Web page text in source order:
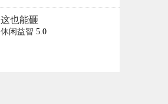
这也能砸
休闲益智 5.0